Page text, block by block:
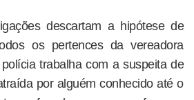
descartam a hipótese de
os pertences da vereadora
trabalha com a suspeita de
por alguém conhecido até o